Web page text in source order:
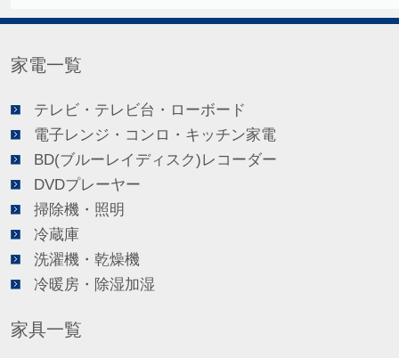
家電一覧
テレビ・テレビ台・ローボード
電子レンジ・コンロ・キッチン家電
BD(ブルーレイディスク)レコーダー
DVDプレーヤー
掃除機・照明
冷蔵庫
洗濯機・乾燥機
冷暖房・除湿加湿
家具一覧